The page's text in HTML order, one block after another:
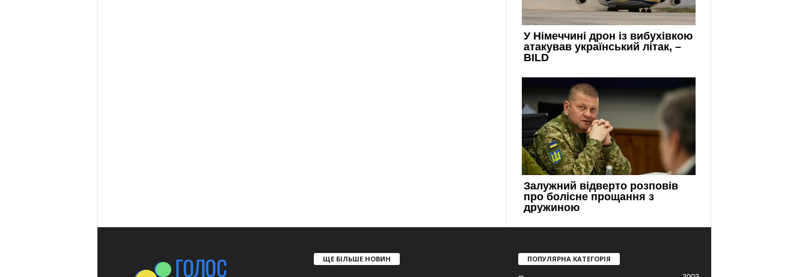
ЩЕ БІЛЬШЕ НОВИН ПОПУЛЯРНА КАТЕГОРІЯ